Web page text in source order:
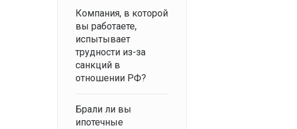
Компания, в которой
вы работаете,
испытывает
трудности из-за
санкций в
отношении РФ?
Брали ли вы
ипотечные